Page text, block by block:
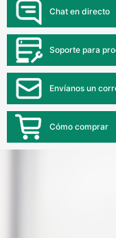
Chat en directo
Soporte para
Envíanos un
Cómo comprar